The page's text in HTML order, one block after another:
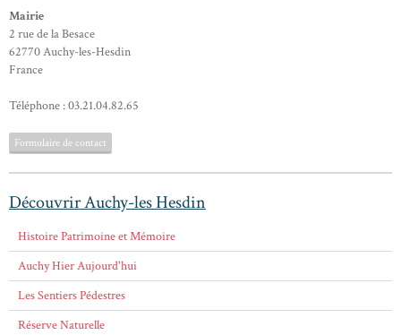
Mairie
2 rue de la Besace
62770 Auchy-les-Hesdin
France
Téléphone : 03.21.04.82.65
Formulaire de contact
Découvrir Auchy-les Hesdin
Histoire Patrimoine et Mémoire
Auchy Hier Aujourd'hui
Les Sentiers Pédestres
Réserve Naturelle